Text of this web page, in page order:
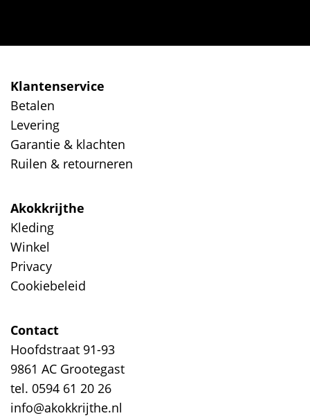
Klantenservice
Betalen
Levering
Garantie & klachten
Ruilen & retourneren
Akokkrijthe
Kleding
Winkel
Privacy
Cookiebeleid
Contact
Hoofdstraat 91-93
9861 AC Grootegast
tel. 0594 61 20 26
info@akokkrijthe.nl